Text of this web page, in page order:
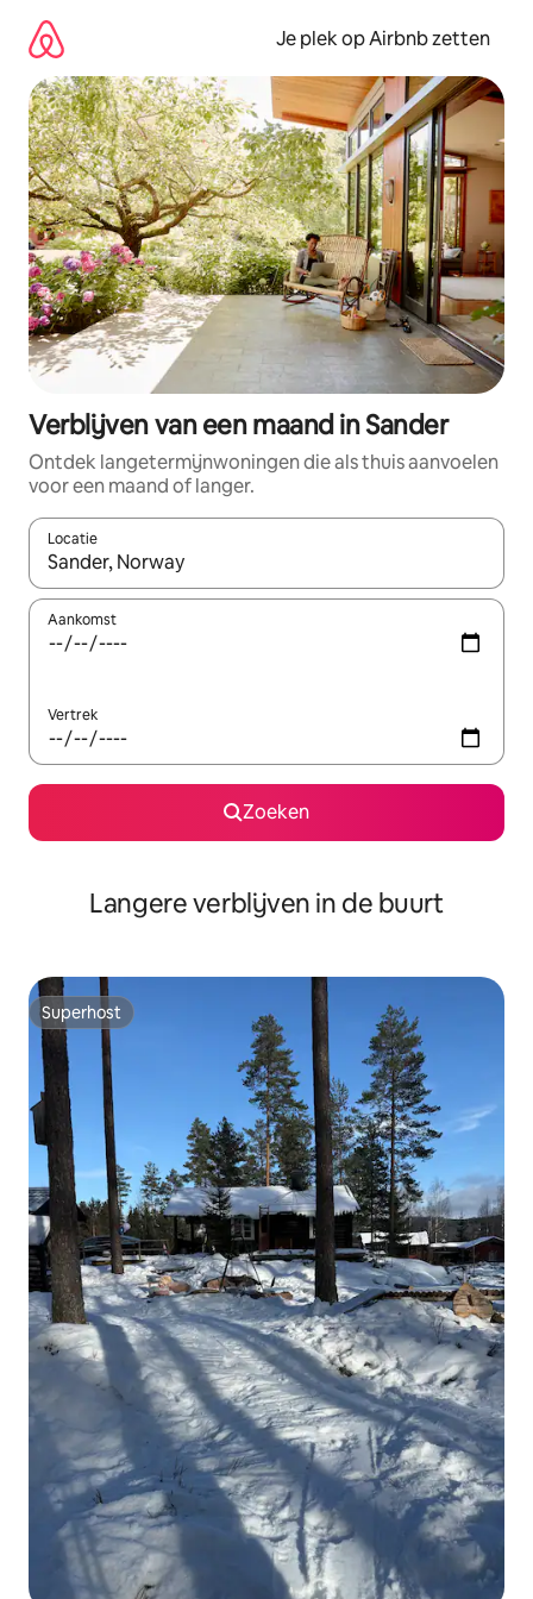
direct
naar
inhoud
Je plek op Airbnb zetten
Verblijven van een maand in Sander
Ontdek langetermijnwoningen die als thuis aanvoelen
voor een maand of langer.
Locatie
Wanneer er resultaten beschikbaar zijn, maak je een keuze
Aankomst
Vertrek
Zoeken
Langere verblijven in de buurt
Superhost
Superhost